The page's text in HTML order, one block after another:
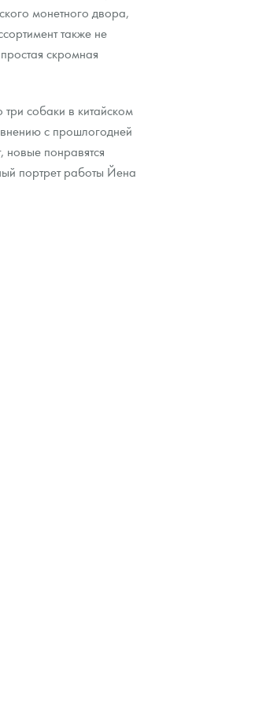
монетного двора,
также не
скромная
собаки в китайском
с прошлогодней
новые понравятся
портрет работы Йена